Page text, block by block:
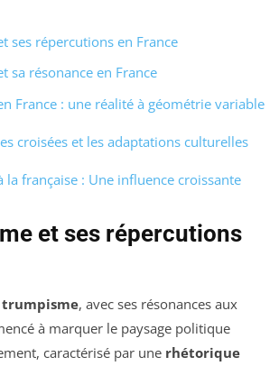
ses répercutions en France
sa résonance en France
France : une réalité à géométrie variable
croisées et les adaptations culturelles
la française : Une influence croissante
et ses répercutions
trumpisme, avec ses résonances aux
à marquer le paysage politique
caractérisé par une rhétorique